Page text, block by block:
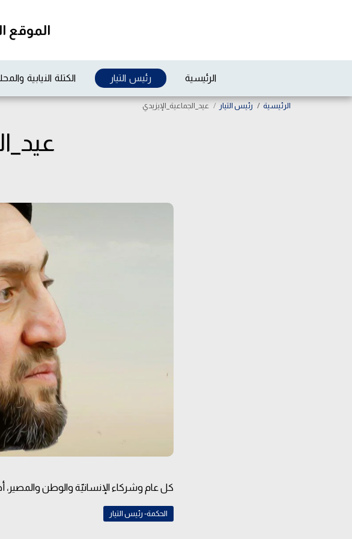
الموقع
الرئيسية رئيس التيار الكتلة النيابية
الرئيسية رئيس التيار عيد_الجماعية_الإيزيدي
كل عام وشركاء الإنسانيّة والوطن والمصير،
الحكمة- رئيس التيار